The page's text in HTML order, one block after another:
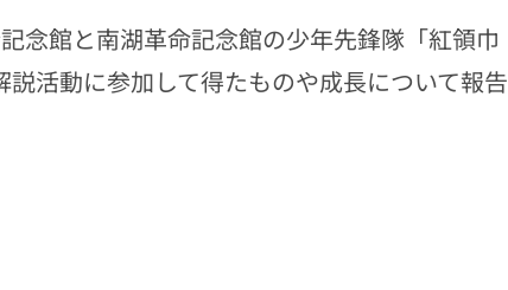
念館と南湖革命記念館の少年先鋒隊「紅領巾
活動に参加して得たものや成長について報告